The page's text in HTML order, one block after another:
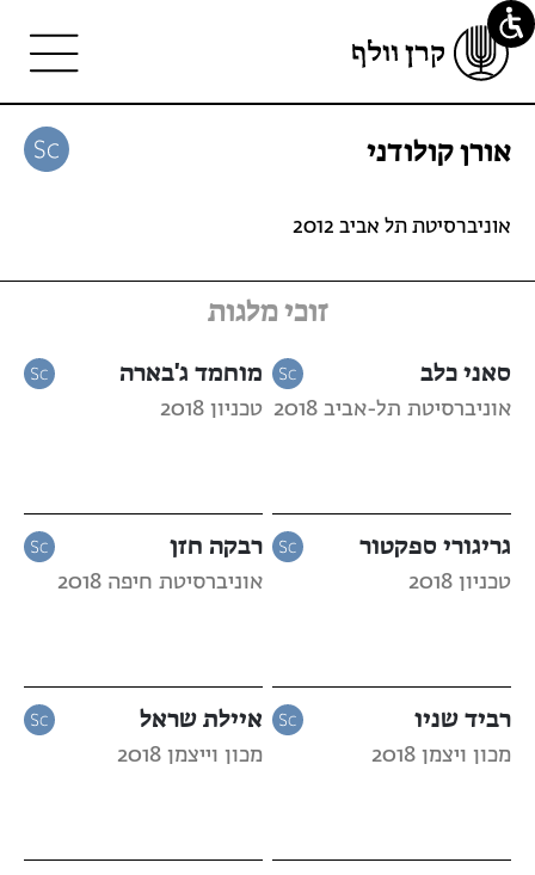
אורן קולודני
אוניברסיטת תל אביב 2012
זוכי מלגות
סאני כלב
אוניברסיטת תל-אביב 2018
מוחמד ג'בארה
טכניון 2018
גריגורי ספקטור
טכניון 2018
רבקה חזן
אוניברסיטת חיפה 2018
רביד שניו
מכון ויצמן 2018
איילת שראל
מכון וייצמן 2018